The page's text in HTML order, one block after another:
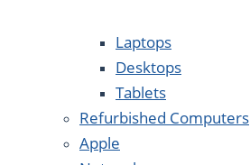
Laptops
Desktops
Tablets
Refurbished Computers
Apple